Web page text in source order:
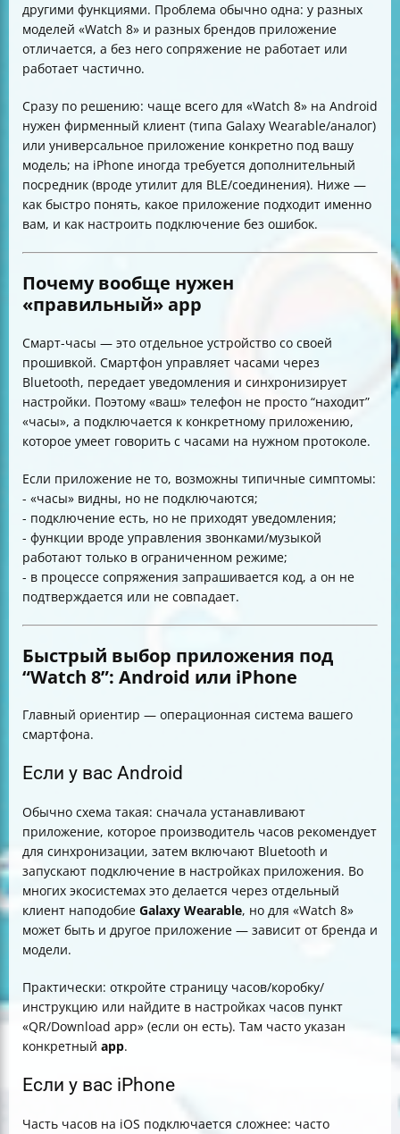
другими функциями. Проблема обычно одна: у разных
моделей «Watch 8» и разных брендов приложение
отличается, а без него сопряжение не работает или
работает частично.
Сразу по решению: чаще всего для «Watch 8» на Android
нужен фирменный клиент (типа Galaxy Wearable/аналог)
или универсальное приложение конкретно под вашу
модель; на iPhone иногда требуется дополнительный
посредник (вроде утилит для BLE/соединения). Ниже —
как быстро понять, какое приложение подходит именно
вам, и как настроить подключение без ошибок.
Почему вообще нужен
«правильный» app
Смарт-часы — это отдельное устройство со своей
прошивкой. Смартфон управляет часами через
Bluetooth, передает уведомления и синхронизирует
настройки. Поэтому «ваш» телефон не просто “находит”
«часы», а подключается к конкретному приложению,
которое умеет говорить с часами на нужном протоколе.
Если приложение не то, возможны типичные симптомы:
- «часы» видны, но не подключаются;
- подключение есть, но не приходят уведомления;
- функции вроде управления звонками/музыкой
работают только в ограниченном режиме;
- в процессе сопряжения запрашивается код, а он не
подтверждается или не совпадает.
Быстрый выбор приложения под
“Watch 8”: Android или iPhone
Главный ориентир — операционная система вашего
смартфона.
Если у вас Android
Обычно схема такая: сначала устанавливают
приложение, которое производитель часов рекомендует
для синхронизации, затем включают Bluetooth и
запускают подключение в настройках приложения. Во
многих экосистемах это делается через отдельный
клиент наподобие Galaxy Wearable, но для «Watch 8»
может быть и другое приложение — зависит от бренда и
модели.
Практически: откройте страницу часов/коробку/
инструкцию или найдите в настройках часов пункт
«QR/Download app» (если он есть). Там часто указан
конкретный app.
Если у вас iPhone
Часть часов на iOS подключается сложнее: часто